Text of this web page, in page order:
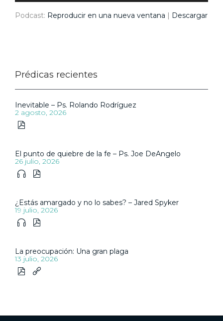
Podcast: Reproducir en una nueva ventana | Descargar
Prédicas recientes
Inevitable – Ps. Rolando Rodríguez
2 agosto, 2026

El punto de quiebre de la fe – Ps. Joe DeAngelo
26 julio, 2026
 
¿Estás amargado y no lo sabes? – Jared Spyker
19 julio, 2026
 
La preocupación: Una gran plaga
13 julio, 2026
 